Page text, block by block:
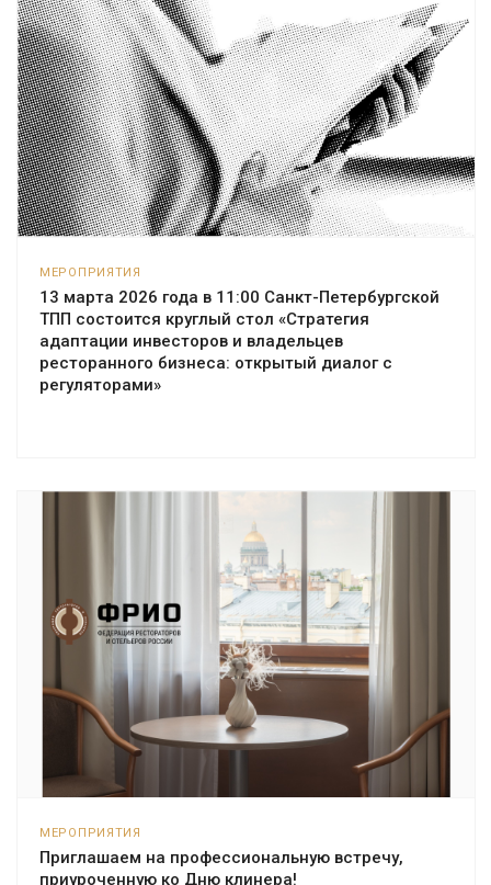
МЕРОПРИЯТИЯ
13 марта 2026 года в 11:00 Санкт-Петербургской
ТПП состоится круглый стол «Стратегия
адаптации инвесторов и владельцев
ресторанного бизнеса: открытый диалог с
регуляторами»
МЕРОПРИЯТИЯ
Приглашаем на профессиональную встречу,
приуроченную ко Дню клинера!